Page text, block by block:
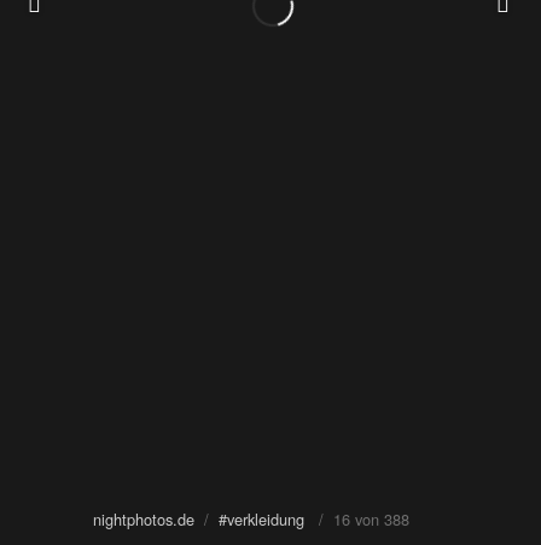
nightphotos.de / #verkleidung / 16 von 388